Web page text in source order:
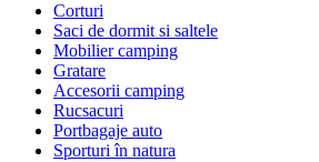
Corturi
Saci de dormit si saltele
Mobilier camping
Gratare
Accesorii camping
Rucsacuri
Portbagaje auto
Sporturi în natura